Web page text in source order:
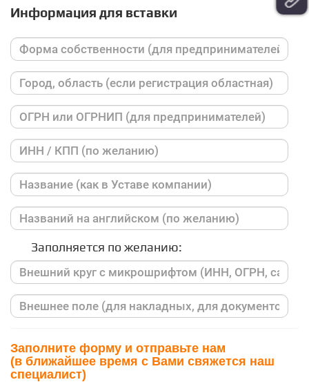
Информация для вставки
Заполняется по желанию:
Заполните форму и отправьте нам
(в ближайшее время с Вами свяжется наш
специалист)